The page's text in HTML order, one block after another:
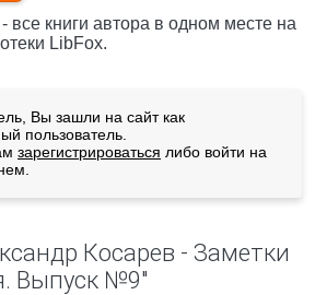
все книги автора в одном месте на
LibFox.
Вы зашли на сайт как
пользователь.
зарегистрироваться либо войти на
Косарев - Заметки
Выпуск №9"